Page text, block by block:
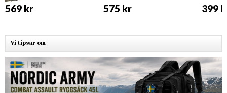
569 kr 575 kr 399
Vi tipsar om